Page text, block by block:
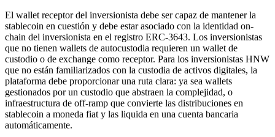
El wallet receptor del inversionista debe ser capaz de mantener la
stablecoin en cuestión y debe estar asociado con la identidad on-
chain del inversionista en el registro ERC-3643. Los inversionistas
que no tienen wallets de autocustodia requieren un wallet de
custodio o de exchange como receptor. Para los inversionistas HNW
que no están familiarizados con la custodia de activos digitales, la
plataforma debe proporcionar una ruta clara: ya sea wallets
gestionados por un custodio que abstraen la complejidad, o
infraestructura de off-ramp que convierte las distribuciones en
stablecoin a moneda fiat y las liquida en una cuenta bancaria
automáticamente.